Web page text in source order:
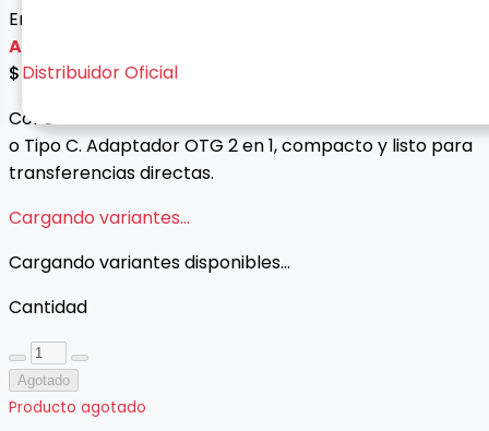
Distribuidor Oficial
Envío gratis con esta oferta
Agotado
$ 21.000
Conecta memorias USB a tu celular con entrada Micro
o Tipo C. Adaptador OTG 2 en 1, compacto y listo para
transferencias directas.
Cargando variantes...
Cargando variantes disponibles...
Cantidad
Agotado
Producto agotado